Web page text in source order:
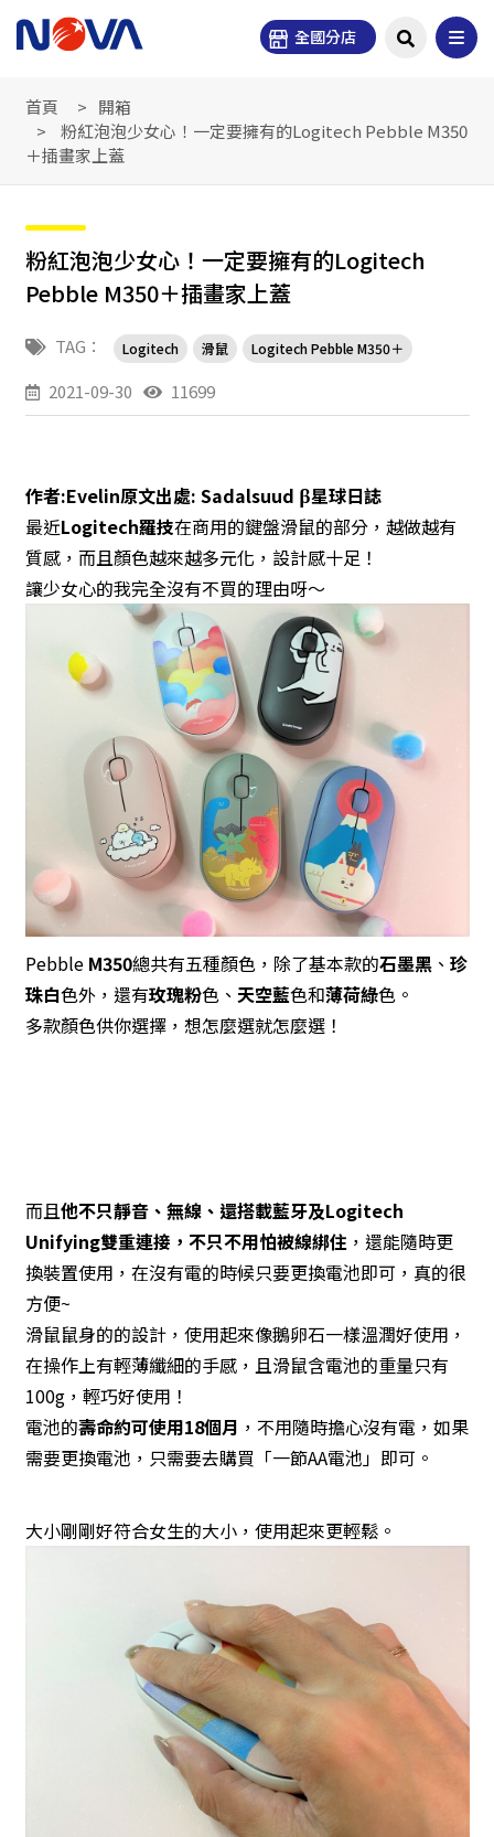
全國分店
首頁
開箱
粉紅泡泡少女心！一定要擁有的Logitech Pebble M350
＋插畫家上蓋
粉紅泡泡少女心！一定要擁有的Logitech
Pebble M350＋插畫家上蓋
TAG： Logitech 滑鼠 Logitech Pebble M350＋
2021-09-30 11699
作者:Evelin原文出處: Sadalsuud β星球日誌
最近Logitech羅技在商用的鍵盤滑鼠的部分，越做越有
質感，而且顏色越來越多元化，設計感十足！
讓少女心的我完全沒有不買的理由呀～
Pebble M350總共有五種顏色，除了基本款的石墨黑、 珍
珠白色外，還有玫瑰粉色、 天空藍色和薄荷綠色。
多款顏色供你選擇，想怎麼選就怎麼選！
而且他不只靜音、無線、還搭載藍牙及Logitech
Unifying雙重連接，不只不用怕被線綁住，還能隨時更
換裝置使用，在沒有電的時候只要更換電池即可，真的很
方便~
滑鼠鼠身的的設計，使用起來像鵝卵石一樣溫潤好使用，
在操作上有輕薄纖細的手感，且滑鼠含電池的重量只有
100g，輕巧好使用！
電池的壽命約可使用18個月 ，不用隨時擔心沒有電，如果
需要更換電池，只需要去購買「一節AA電池」即可。
大小剛剛好符合女生的大小，使用起來更輕鬆。